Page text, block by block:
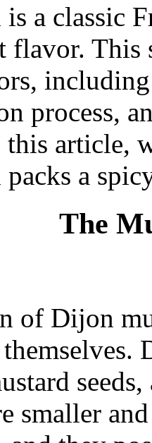
a classic
flavor.
process,
article,
a
The
of Dijon
smaller